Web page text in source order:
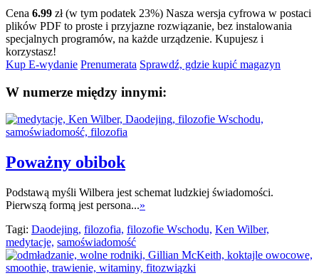
Cena 6.99 zł (w tym podatek 23%) Nasza wersja cyfrowa w postaci
plików PDF to proste i przyjazne rozwiązanie, bez instalowania
specjalnych programów, na każde urządzenie. Kupujesz i
korzystasz!
Kup E-wydanie Prenumerata Sprawdź, gdzie kupić magazyn
W numerze między innymi:
Poważny obibok
Podstawą myśli Wilbera jest schemat ludzkiej świadomości.
Pierwszą formą jest persona...»
Tagi: Daodejing, filozofia, filozofie Wschodu, Ken Wilber,
medytacje, samoświadomość